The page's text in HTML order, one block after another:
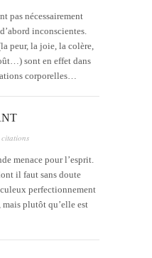
pas nécessairement
inconscientes.
peur, la joie, la colère,
sont en effet dans
corporelles…
citations
menace pour l’esprit.
il faut sans doute
perfectionnement
plutôt qu’elle est